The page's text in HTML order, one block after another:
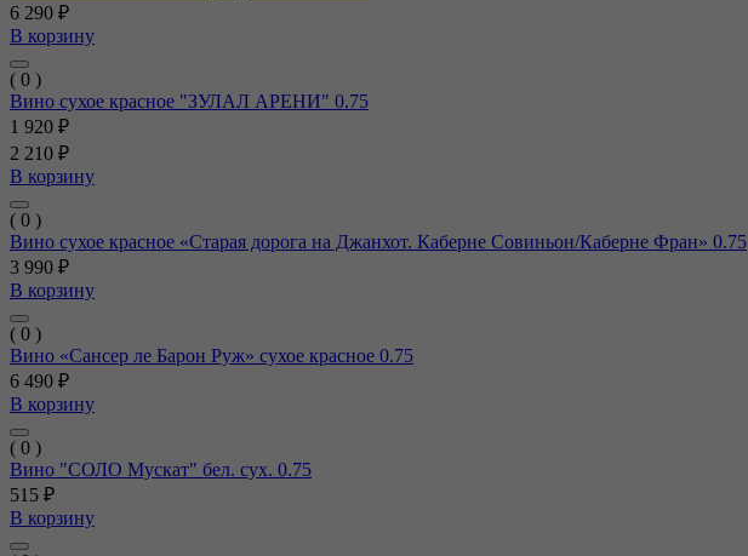
6 290 ₽
В корзину
( 0 )
Вино сухое красное "ЗУЛАЛ АРЕНИ" 0.75
1 920 ₽
2 210 ₽
В корзину
( 0 )
Вино сухое красное «Старая дорога на Джанхот. Каберне Совиньон/Каберне Фран» 0.75
3 990 ₽
В корзину
( 0 )
Вино «Сансер ле Барон Руж» сухое красное 0.75
6 490 ₽
В корзину
( 0 )
Вино "СОЛО Мускат" бел. сух. 0.75
515 ₽
В корзину